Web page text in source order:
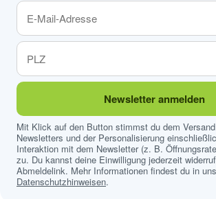
Newsletter anmelden
Mit Klick auf den Button stimmst du dem
Newsletters und der Personalisierung
Interaktion mit dem Newsletter (z. B.
zu. Du kannst deine Einwilligung jederzeit
Abmeldelink. Mehr Informationen findest du in
Datenschutzhinweisen.